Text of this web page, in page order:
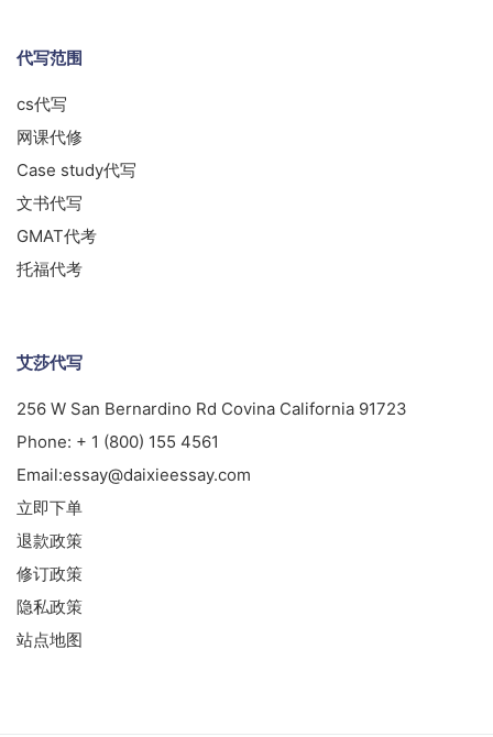
代写范围
cs代写
网课代修
Case study代写
文书代写
GMAT代考
托福代考
艾莎代写
256 W San Bernardino Rd Covina California 91723
Phone: + 1 (800) 155 4561
Email:essay@daixieessay.com
立即下单
退款政策
修订政策
隐私政策
站点地图